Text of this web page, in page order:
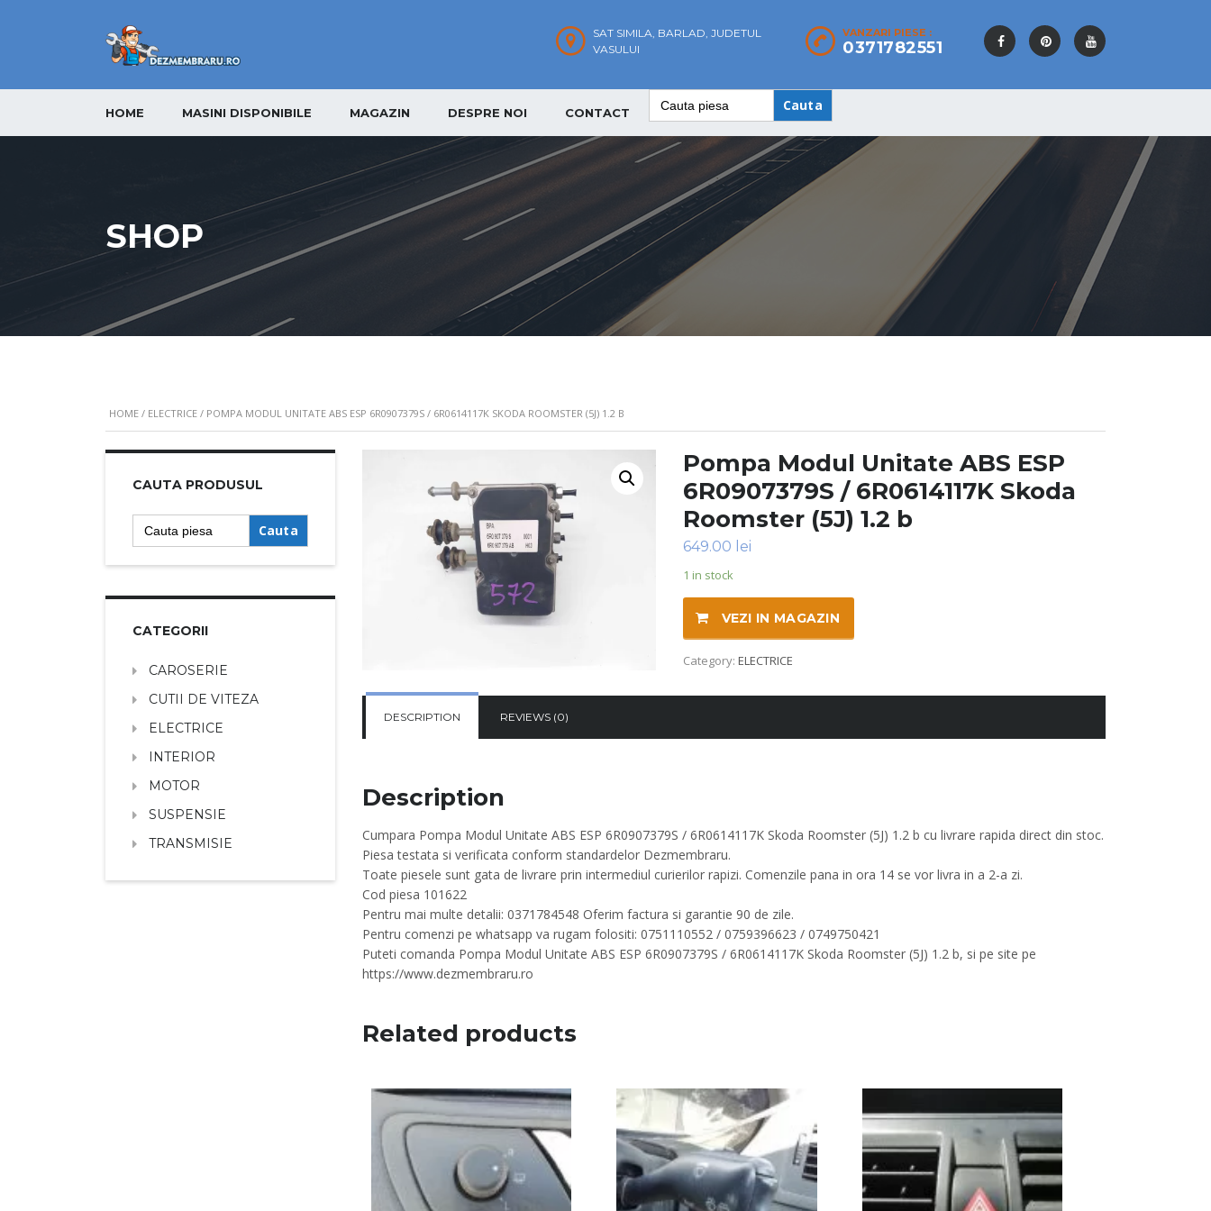
VANZARI PIESE :
0371782551
SAT SIMILA, BARLAD, JUDETUL
VASULUI
HOME MASINI DISPONIBILE MAGAZIN DESPRE NOI CONTACT
Search
for:
SHOP
HOME / ELECTRICE / POMPA MODUL UNITATE ABS ESP 6R0907379S / 6R0614117K SKODA ROOMSTER (5J) 1.2 B
Pompa Modul Unitate ABS ESP
6R0907379S / 6R0614117K Skoda
Roomster (5J) 1.2 b
649.00 lei
1 in stock
VEZI IN MAGAZIN
Category:ELECTRICE
DESCRIPTION REVIEWS (0)
Description
Cumpara Pompa Modul Unitate ABS ESP 6R0907379S / 6R0614117K Skoda Roomster (5J) 1.2 b cu livrare rapida direct din stoc.
Piesa testata si verificata conform standardelor Dezmembraru.
Toate piesele sunt gata de livrare prin intermediul curierilor rapizi. Comenzile pana in ora 14 se vor livra in a 2-a zi.
Cod piesa 101622
Pentru mai multe detalii: 0371784548 Oferim factura si garantie 90 de zile.
Pentru comenzi pe whatsapp va rugam folositi: 0751110552 / 0759396623 / 0749750421
Puteti comanda Pompa Modul Unitate ABS ESP 6R0907379S / 6R0614117K Skoda Roomster (5J) 1.2 b, si pe site pe
https://www.dezmembraru.ro
Related products
CAUTA PRODUSUL
Search
for:
CATEGORII
CAROSERIE
CUTII DE VITEZA
ELECTRICE
INTERIOR
MOTOR
SUSPENSIE
TRANSMISIE